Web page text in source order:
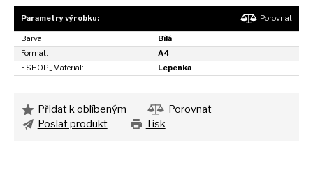
Parametry výrobku: Porovnat
Barva:
Bílá
Format:
A4
ESHOP_Material:
Lepenka
Přidat k oblíbeným
Porovnat
Poslat produkt
Tisk